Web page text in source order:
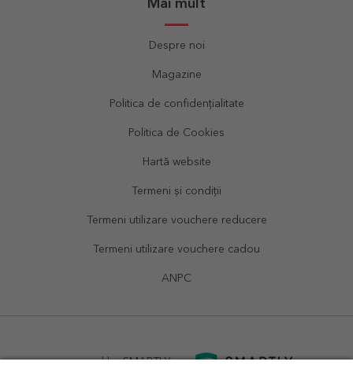
Mai mult
Despre noi
Magazine
Politica de confidențialitate
Politica de Cookies
Hartă website
Termeni și condiții
Termeni utilizare vouchere reducere
Termeni utilizare vouchere cadou
ANPC
powered bySMARTLY.ro